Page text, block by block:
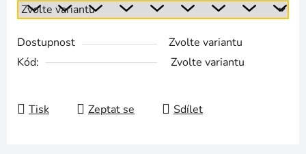
Dostupnost
Zvolte variantu
Kód:
Zvolte variantu
Tisk Zeptat se Sdílet